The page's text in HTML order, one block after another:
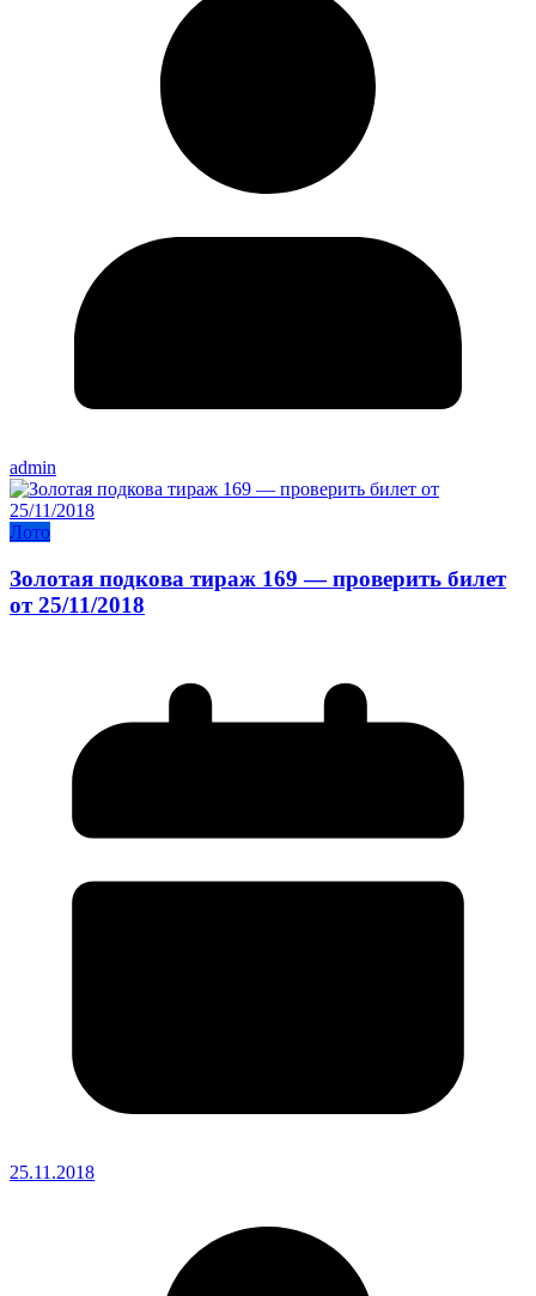
admin
Лото
Золотая подкова тираж 169 — проверить билет
от 25/11/2018
25.11.2018